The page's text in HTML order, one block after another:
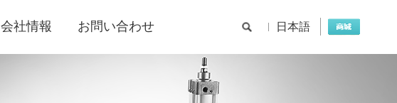
会社情報 お問い合わせ 日本語